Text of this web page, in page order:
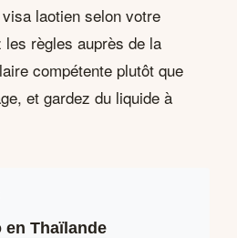
laotien selon votre
règles auprès de la
compétente plutôt que
et gardez du liquide à
Thaïlande